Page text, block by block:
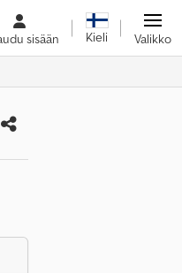
sisään Kieli Valikko